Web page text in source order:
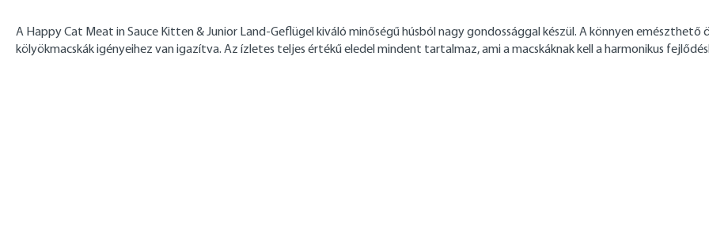
A Happy Cat Meat in Sauce Kitten & Junior Land-Geflügel kiváló minőségű húsból nagy gondossággal készül. A könnyen
kölyökmacskák igényeihez van igazítva. Az ízletes teljes értékű eledel mindent tartalmaz, ami a macskáknak kell a harmonikus